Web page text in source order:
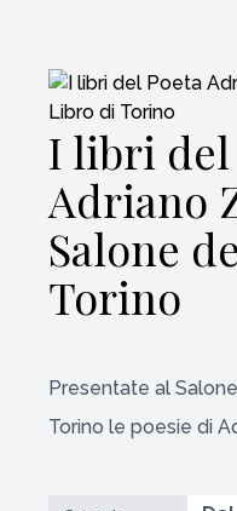
I libri del
Adriano
Salone
Torino
Presentate al
Torino le poesie